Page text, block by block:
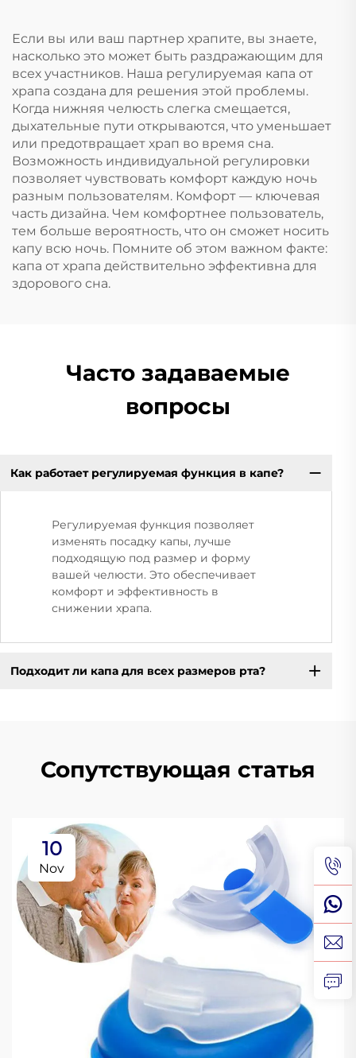
Если вы или ваш партнер храпите, вы знаете,
насколько это может быть раздражающим для
всех участников. Наша регулируемая капа от
храпа создана для решения этой проблемы.
Когда нижняя челюсть слегка смещается,
дыхательные пути открываются, что уменьшает
или предотвращает храп во время сна.
Возможность индивидуальной регулировки
позволяет чувствовать комфорт каждую ночь
разным пользователям. Комфорт — ключевая
часть дизайна. Чем комфортнее пользователь,
тем больше вероятность, что он сможет носить
капу всю ночь. Помните об этом важном факте:
капа от храпа действительно эффективна для
здорового сна.
Часто задаваемые
вопросы
Как работает регулируемая функция в капе?
Регулируемая функция позволяет
изменять посадку капы, лучше
подходящую под размер и форму
вашей челюсти. Это обеспечивает
комфорт и эффективность в
снижении храпа.
Подходит ли капа для всех размеров рта?
Сопутствующая статья
10
Nov